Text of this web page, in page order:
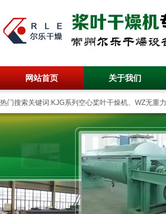
网站首页 关于我们
热门搜索关键词:KJG系列空心桨叶干燥机、WZ无重